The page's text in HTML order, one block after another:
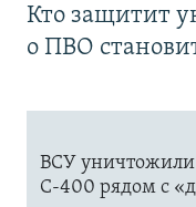
Кто защитит
о ПВО